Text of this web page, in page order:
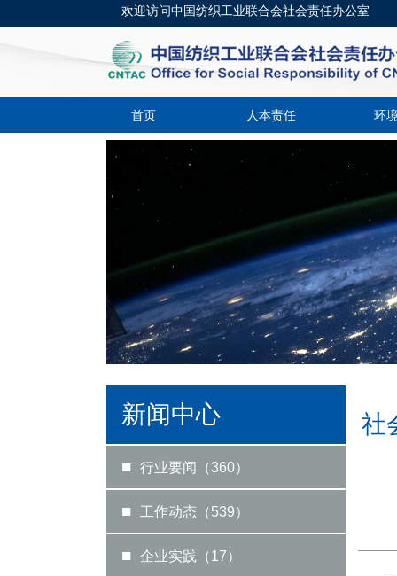
欢迎访问中国纺织工业联合会社会责任办公室
首页 人本责任 环
新闻中心
■ 行业要闻（360）
■ 工作动态（539）
■ 企业实践（17）
社